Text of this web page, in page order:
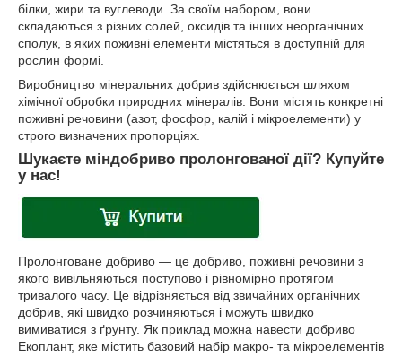
білки, жири та вуглеводи. За своїм набором, вони
складаються з різних солей, оксидів та інших неорганічних
сполук, в яких поживні елементи містяться в доступній для
рослин формі.
Виробництво мінеральних добрив здійснюється шляхом
хімічної обробки природних мінералів. Вони містять конкретні
поживні речовини (азот, фосфор, калій і мікроелементи) у
строго визначених пропорціях.
Шукаєте міндобриво пролонгованої дії? Купуйте
у нас!
Пролонговане добриво — це добриво, поживні речовини з
якого вивільняються поступово і рівномірно протягом
тривалого часу. Це відрізняється від звичайних органічних
добрив, які швидко розчиняються і можуть швидко
вимиватися з ґрунту. Як приклад можна навести добриво
Екоплант, яке містить базовий набір макро- та мікроелементів